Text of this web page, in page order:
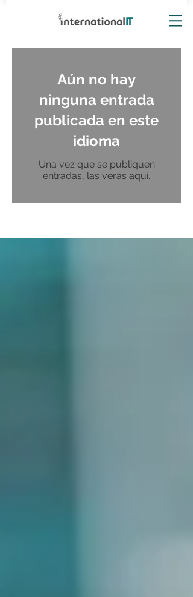
Aún no hay
ninguna entrada
publicada en este
idioma
Una vez que se publiquen
entradas, las verás aquí.